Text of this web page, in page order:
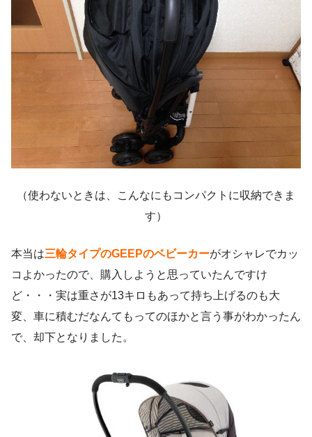
（使わないときは、こんなにもコンパクトに収納できま
す）
本当は三輪タイプのGEEPのベビーカーがオシャレでカッ
コよかったので、購入しようと思っていたんですけ
ど・・・実は重さが13キロもあって持ち上げるのも大
変、車に積むだなんてもってのほかと言う事がわかったん
で、却下となりました。